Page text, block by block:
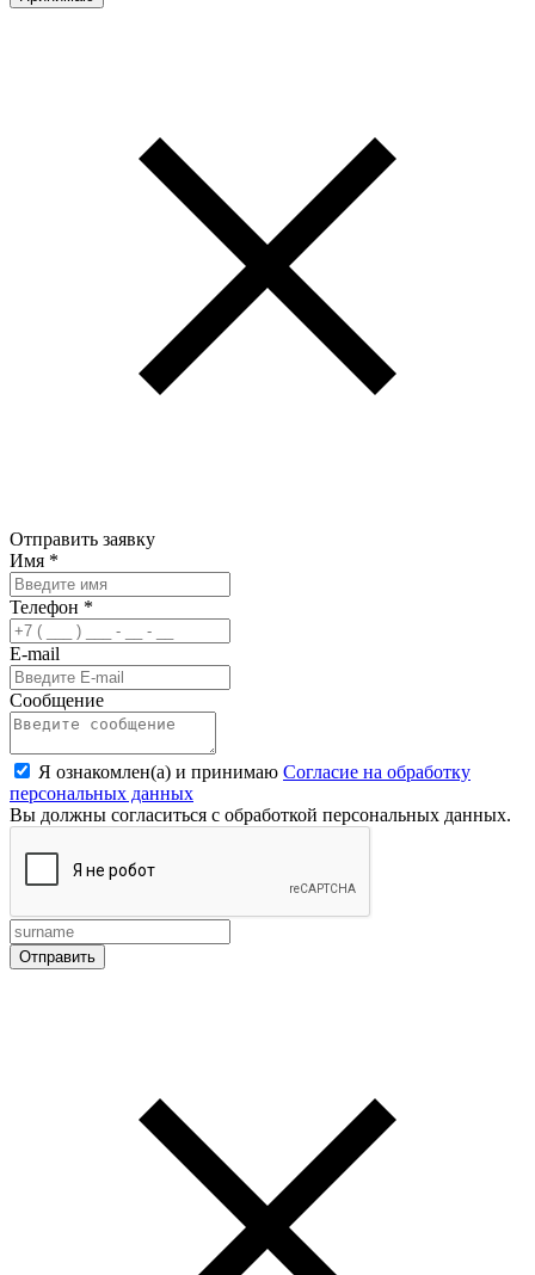
Отправить заявку
Имя *
Телефон *
E-mail
Сообщение
Я ознакомлен(а) и принимаю Согласие на обработку
персональных данных
Вы должны согласиться с обработкой персональных данных.